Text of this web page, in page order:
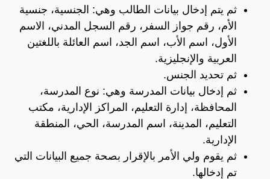
ثم يتم إدخال بيانات الطالب وهي: الجنسية، جنسية
الأم، رقم جواز السفر، رقم السجل المدني، الاسم
الأول، اسم الأب، اسم الجد، اسم العائلة باللغتين
العربية والإنجليزية.
ثم تحديد الجنس.
ثم إدخال بيانات المدرسة وهي: نوع المدرسة،
المحافظة، إدارة التعليم، المراكز الإدارية، مكتب
التعليم، المدينة، اسم المدرسة، الحي، المنطقة
الإدارية.
ثم يقوم ولي الأمر بالإقرار بصحة جميع البيانات التي
تم إدخالها.